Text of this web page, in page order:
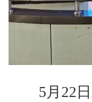
5 月 22